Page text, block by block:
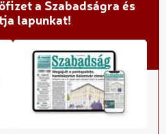
a Szabadságra és
lapunkat!